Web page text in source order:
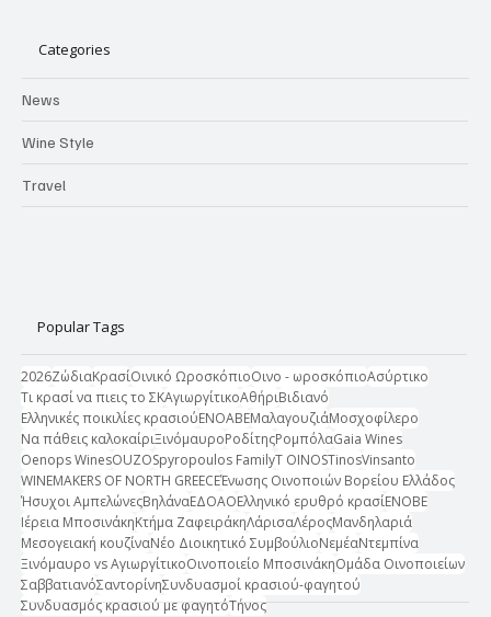
Categories
News
Wine Style
Travel
Popular Tags
2026ΖώδιαΚρασίΟινικό ΩροσκόπιοΟινο - ωροσκόπιοΑσύρτικο
Τι κρασί να πιεις το ΣΚΑγιωργίτικοΑθήριΒιδιανό
Ελληνικές ποικιλίες κρασιούΕΝΟΑΒΕΜαλαγουζιάΜοσχοφίλερο
Να πάθεις καλοκαίριΞινόμαυροΡοδίτηςΡομπόλαGaia Wines
Oenops WinesOUZOSpyropoulos FamilyT OINOSTinosVinsanto
WINEMAKERS OF NORTH GREECEΈνωσης Οινοποιών Βορείου Ελλάδος
Ήσυχοι ΑμπελώνεςΒηλάναΕΔΟΑΟΕλληνικό ερυθρό κρασίΕΝΟΒΕ
Ιέρεια ΜποσινάκηΚτήμα ΖαφειράκηΛάρισαΛέροςΜανδηλαριά
Μεσογειακή κουζίναΝέο Διοικητικό ΣυμβούλιοΝεμέαΝτεμπίνα
Ξινόμαυρο vs ΑγιωργίτικοΟινοποιείο ΜποσινάκηΟμάδα Οινοποιείων
ΣαββατιανόΣαντορίνηΣυνδυασμοί κρασιού-φαγητού
Συνδυασμός κρασιού με φαγητόΤήνος